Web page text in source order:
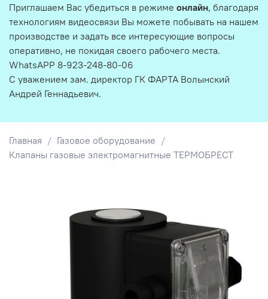
Главная
Газовое оборудование
Клапаны газовые электромагнитные ТЕРМОБРЕСТ
Приглашаем Вас убедиться в режиме онлайн, благодаря
технологиям видеосвязи Вы можете побывать на нашем
производстве и задать все интересующие вопросы
оперативно, не покидая своего рабочего места.
WhatsAPP 8-923-248-80-06
С уважением зам. директор ГК ФАРТА Волынский
Андрей Геннадьевич.